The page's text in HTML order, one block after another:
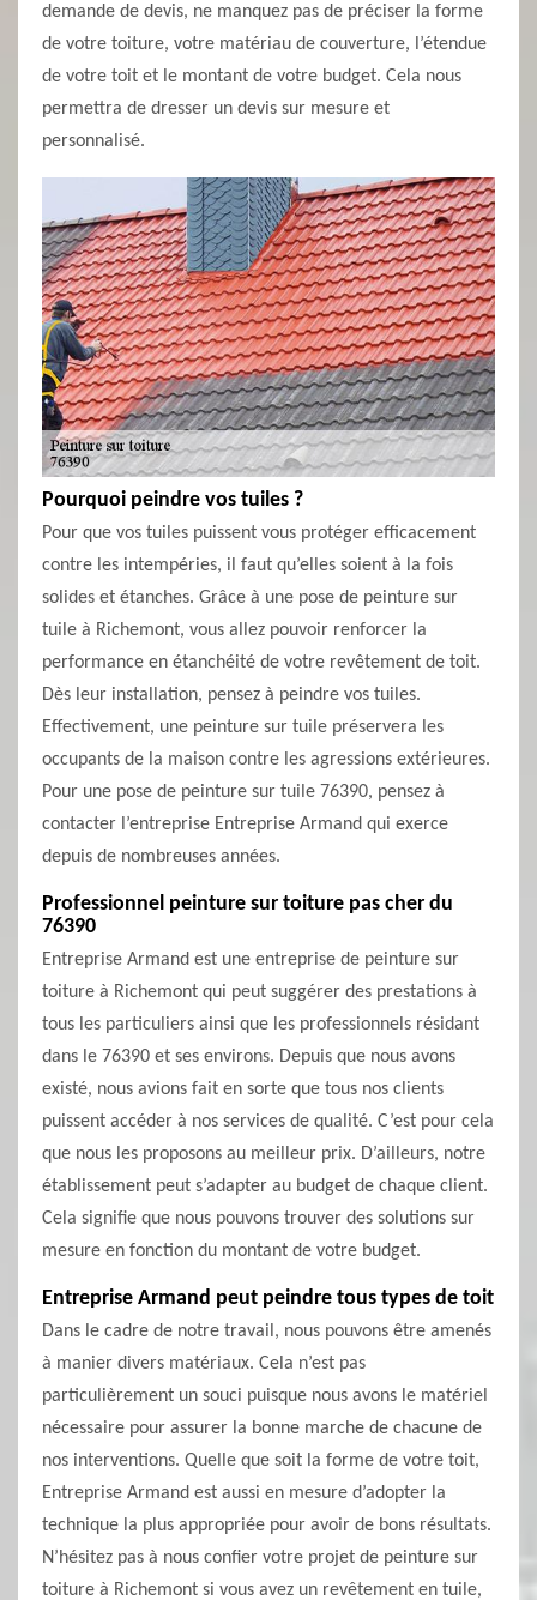
demande de devis, ne manquez pas de préciser la forme
de votre toiture, votre matériau de couverture, l’étendue
de votre toit et le montant de votre budget. Cela nous
permettra de dresser un devis sur mesure et
personnalisé.
Pourquoi peindre vos tuiles ?
Pour que vos tuiles puissent vous protéger efficacement
contre les intempéries, il faut qu’elles soient à la fois
solides et étanches. Grâce à une pose de peinture sur
tuile à Richemont, vous allez pouvoir renforcer la
performance en étanchéité de votre revêtement de toit.
Dès leur installation, pensez à peindre vos tuiles.
Effectivement, une peinture sur tuile préservera les
occupants de la maison contre les agressions extérieures.
Pour une pose de peinture sur tuile 76390, pensez à
contacter l’entreprise Entreprise Armand qui exerce
depuis de nombreuses années.
Professionnel peinture sur toiture pas cher du
76390
Entreprise Armand est une entreprise de peinture sur
toiture à Richemont qui peut suggérer des prestations à
tous les particuliers ainsi que les professionnels résidant
dans le 76390 et ses environs. Depuis que nous avons
existé, nous avions fait en sorte que tous nos clients
puissent accéder à nos services de qualité. C’est pour cela
que nous les proposons au meilleur prix. D’ailleurs, notre
établissement peut s’adapter au budget de chaque client.
Cela signifie que nous pouvons trouver des solutions sur
mesure en fonction du montant de votre budget.
Entreprise Armand peut peindre tous types de toit
Dans le cadre de notre travail, nous pouvons être amenés
à manier divers matériaux. Cela n’est pas
particulièrement un souci puisque nous avons le matériel
nécessaire pour assurer la bonne marche de chacune de
nos interventions. Quelle que soit la forme de votre toit,
Entreprise Armand est aussi en mesure d’adopter la
technique la plus appropriée pour avoir de bons résultats.
N’hésitez pas à nous confier votre projet de peinture sur
toiture à Richemont si vous avez un revêtement en tuile,